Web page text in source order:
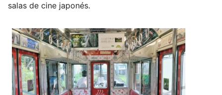
salas de cine japonés.